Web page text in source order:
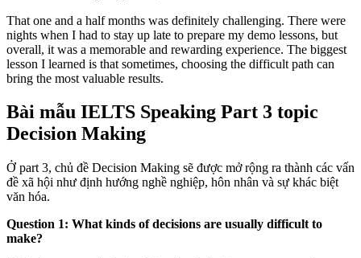
That one and a half months was definitely challenging. There were
nights when I had to stay up late to prepare my demo lessons, but
overall, it was a memorable and rewarding experience. The biggest
lesson I learned is that sometimes, choosing the difficult path can
bring the most valuable results.
Bài mẫu IELTS Speaking Part 3 topic
Decision Making
Ở part 3, chủ đề Decision Making sẽ được mở rộng ra thành các vấn
đề xã hội như định hướng nghề nghiệp, hôn nhân và sự khác biệt
văn hóa.
Question 1: What kinds of decisions are usually difficult to
make?